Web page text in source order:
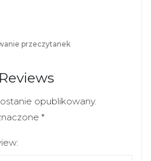
przeczytanek
opublikowany.
*